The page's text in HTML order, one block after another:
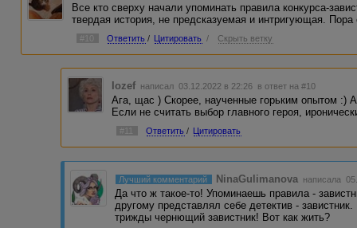
Все кто сверху начали упоминать правила конкурса-
твердая история, не предсказуемая и интригующая.
#10 Ответить / Цитировать / Скрыть ветку
Iozef написал 03.12.2022 в 22:26 в ответ на #10
Ага, щас ) Скорее, наученные горьким опытом :)
Если не считать выбор главного героя,
#11 Ответить / Цитировать
Лучший комментарий NinaGulimanova написала
Да что ж такое-то! Упоминаешь правила -
другому представлял себе детектив -
трижды чернющий завистник! Вот как жить?